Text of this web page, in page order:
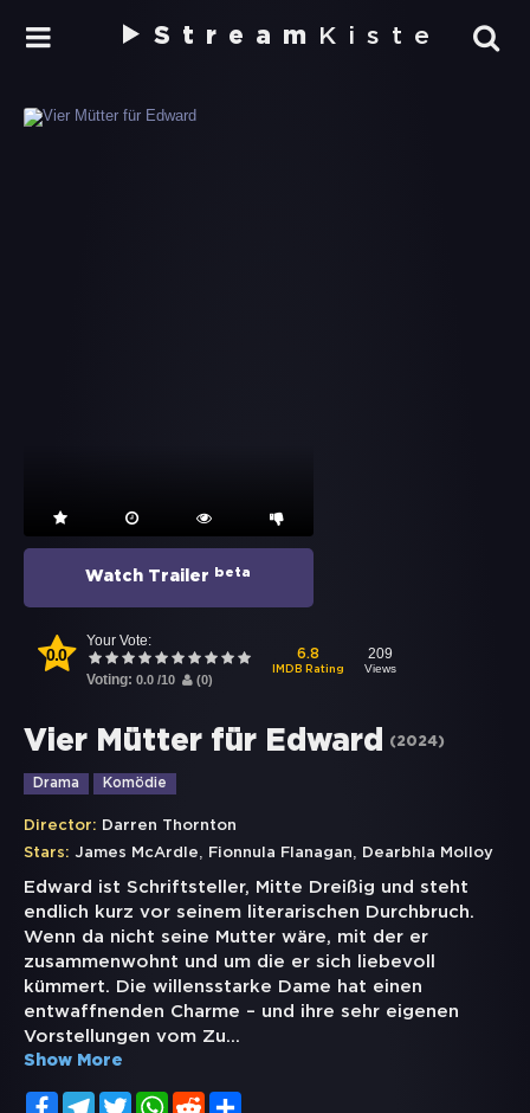
Stream Kiste
Watch Trailer beta
0.0
Your Vote:
Voting: 0.0 /10 (0)
6.8
IMDB Rating
209
Views
Vier Mütter für Edward (2024)
Drama Komödie
Director: Darren Thornton
Stars: James McArdle, Fionnula Flanagan, Dearbhla Molloy
Edward ist Schriftsteller, Mitte Dreißig und steht
endlich kurz vor seinem literarischen Durchbruch.
Wenn da nicht seine Mutter wäre, mit der er
zusammenwohnt und um die er sich liebevoll
kümmert. Die willensstarke Dame hat einen
entwaffnenden Charme – und ihre sehr eigenen
Vorstellungen vom Zu...
Show More
FacebookTelegramTwitterWhatsApp
Reddit